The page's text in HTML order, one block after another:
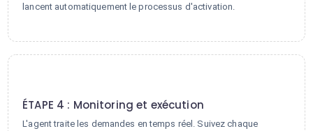
lancent automatiquement le processus d'activation.
ÉTAPE 4 : Monitoring et exécution
L'agent traite les demandes en temps réel. Suivez chaque